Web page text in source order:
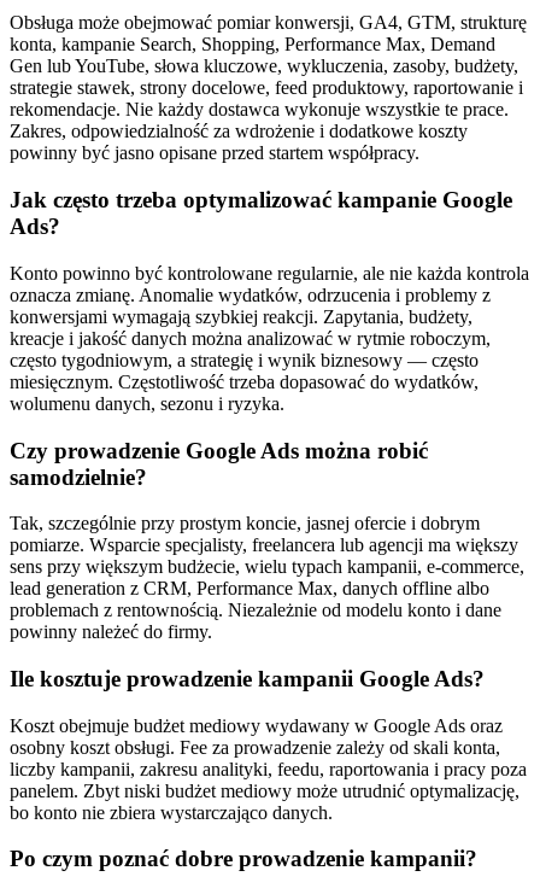
Obsługa może obejmować pomiar konwersji, GA4, GTM, strukturę
konta, kampanie Search, Shopping, Performance Max, Demand
Gen lub YouTube, słowa kluczowe, wykluczenia, zasoby, budżety,
strategie stawek, strony docelowe, feed produktowy, raportowanie i
rekomendacje. Nie każdy dostawca wykonuje wszystkie te prace.
Zakres, odpowiedzialność za wdrożenie i dodatkowe koszty
powinny być jasno opisane przed startem współpracy.
Jak często trzeba optymalizować kampanie Google
Ads?
Konto powinno być kontrolowane regularnie, ale nie każda kontrola
oznacza zmianę. Anomalie wydatków, odrzucenia i problemy z
konwersjami wymagają szybkiej reakcji. Zapytania, budżety,
kreacje i jakość danych można analizować w rytmie roboczym,
często tygodniowym, a strategię i wynik biznesowy — często
miesięcznym. Częstotliwość trzeba dopasować do wydatków,
wolumenu danych, sezonu i ryzyka.
Czy prowadzenie Google Ads można robić
samodzielnie?
Tak, szczególnie przy prostym koncie, jasnej ofercie i dobrym
pomiarze. Wsparcie specjalisty, freelancera lub agencji ma większy
sens przy większym budżecie, wielu typach kampanii, e-commerce,
lead generation z CRM, Performance Max, danych offline albo
problemach z rentownością. Niezależnie od modelu konto i dane
powinny należeć do firmy.
Ile kosztuje prowadzenie kampanii Google Ads?
Koszt obejmuje budżet mediowy wydawany w Google Ads oraz
osobny koszt obsługi. Fee za prowadzenie zależy od skali konta,
liczby kampanii, zakresu analityki, feedu, raportowania i pracy poza
panelem. Zbyt niski budżet mediowy może utrudnić optymalizację,
bo konto nie zbiera wystarczająco danych.
Po czym poznać dobre prowadzenie kampanii?